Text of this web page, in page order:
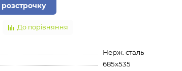
До порівняння
Нерж. сталь
685х535